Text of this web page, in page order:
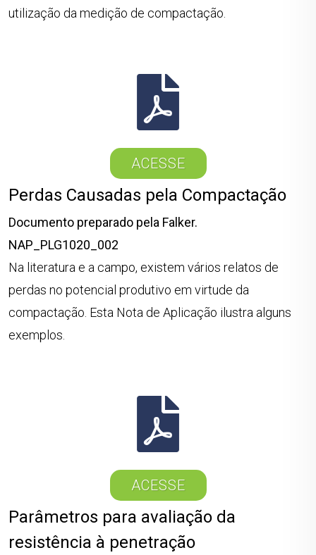
utilização da medição de compactação.
ACESSE
Perdas Causadas pela Compactação
Documento preparado pela Falker.
NAP_PLG1020_002
Na literatura e a campo, existem vários relatos de
perdas no potencial produtivo em virtude da
compactação. Esta Nota de Aplicação ilustra alguns
exemplos.
ACESSE
Parâmetros para avaliação da
resistência à penetração